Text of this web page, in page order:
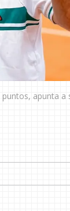
puntos, apunta a